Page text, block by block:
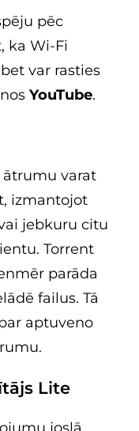
pēc
ka Wi-Fi
var rasties
YouTube.
ātrumu varat
izmantojot
jebkuru citu
Torrent
parāda
failus. Tā
aptuveno
Lite